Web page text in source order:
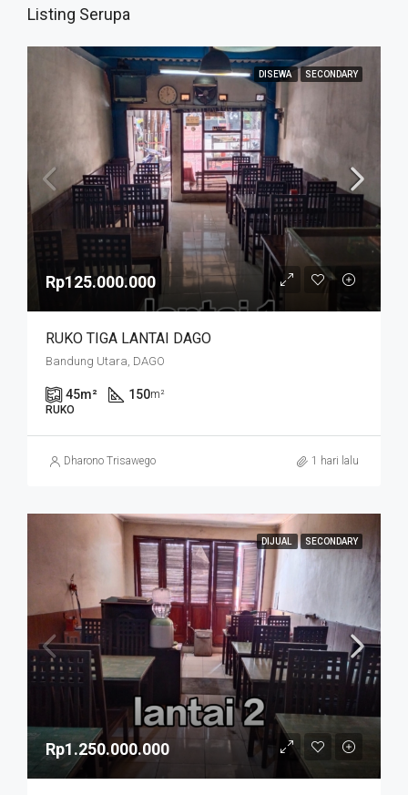
Listing Serupa
DISEWA SECONDARY
Rp125.000.000
RUKO TIGA LANTAI DAGO
Bandung Utara, DAGO
45m² 150m²
RUKO
Dharono Trisawego 1 hari lalu
DIJUAL SECONDARY
Rp1.250.000.000